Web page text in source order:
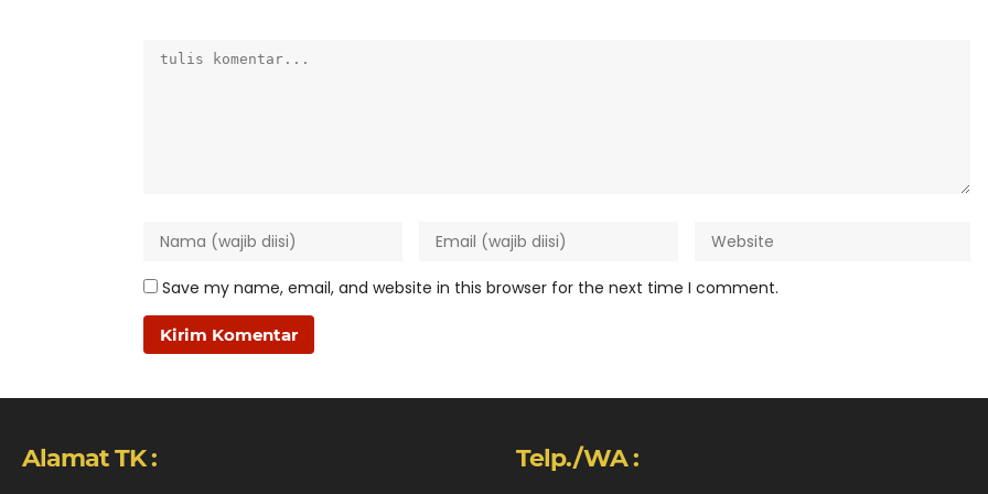
Save my name, email, and website in this browser for the next time I comment.
Alamat TK : Telp./WA :